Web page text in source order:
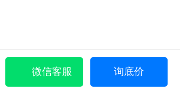
微信客服 询底价